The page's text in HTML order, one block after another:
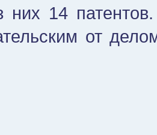
них 14
от